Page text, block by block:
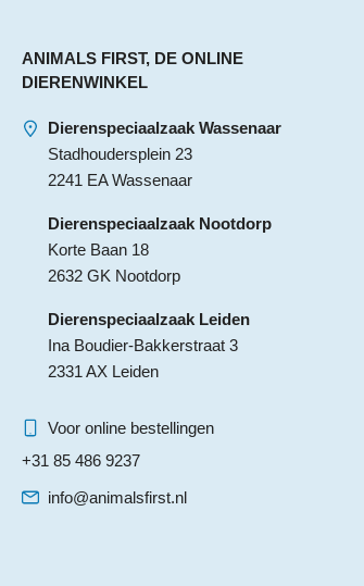
ANIMALS FIRST, DE ONLINE
DIERENWINKEL
Dierenspeciaalzaak Wassenaar
Stadhoudersplein 23
2241 EA Wassenaar
Dierenspeciaalzaak Nootdorp
Korte Baan 18
2632 GK Nootdorp
Dierenspeciaalzaak Leiden
Ina Boudier-Bakkerstraat 3
2331 AX Leiden
Voor online bestellingen
+31 85 486 9237
info@animalsfirst.nl